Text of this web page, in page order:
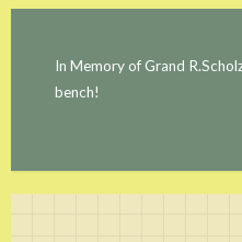
In Memory of Grand
bench!